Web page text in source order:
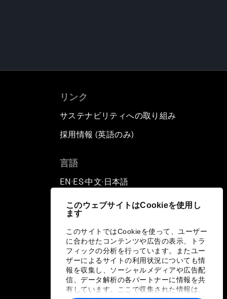
このウェブサイトはCookieを使用し
ます
このサイトではCookieを使って、ユーザー
に合わせたコンテンツや広告の表示、トラ
フィックの分析を行っています。またユー
ザーによるサイトの利用状況についても情
報を収集し、ソーシャルメディアや広告配
信、データ解析の各パートナーに情報を共
有しています。ここで収集された情報は、
リンク
サステナビリティへの取り組み
採用情報 (英語のみ)
言語
EN ▪ES▪中文▪ 日本語